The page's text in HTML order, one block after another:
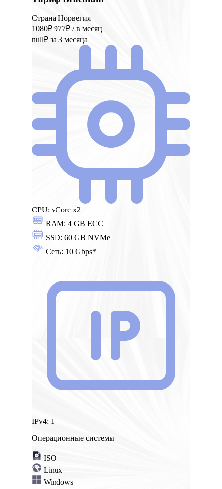
Страна Норвегия
1080₽ 977₽ / в месяц
null₽ за 3 месяца
CPU: vCore x2
RAM: 4 GB ECC
SSD: 60 GB NVMe
Сеть: 10 Gbps*
IPv4: 1
Операционные системы
ISO
Linux
Windows